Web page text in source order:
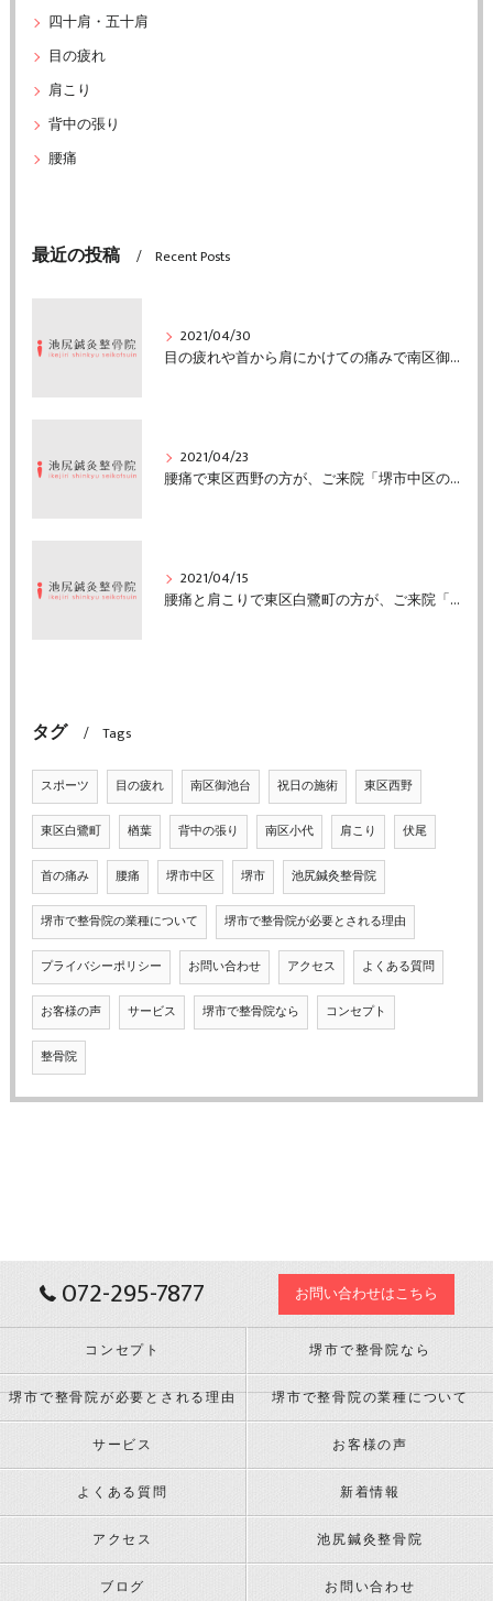
四十肩・五十肩
目の疲れ
肩こり
背中の張り
腰痛
最近の投稿 Recent Posts
2021/04/30
目の疲れや首から肩にかけての痛みで南区御池台の方がご来院「堺市中区の池尻鍼灸整骨院」
2021/04/23
腰痛で東区西野の方が、ご来院「堺市中区の池尻鍼灸整骨院」
2021/04/15
腰痛と肩こりで東区白鷺町の方が、ご来院「堺市中区の池尻鍼灸整骨院」
タグ Tags
スポーツ 目の疲れ 南区御池台 祝日の施術 東区西野
東区白鷺町 楢葉 背中の張り 南区小代 肩こり 伏尾
首の痛み 腰痛 堺市中区 堺市 池尻鍼灸整骨院
堺市で整骨院の業種について 堺市で整骨院が必要とされる理由
プライバシーポリシー お問い合わせ アクセス よくある質問
お客様の声 サービス 堺市で整骨院なら コンセプト
整骨院
072-295-7877 お問い合わせはこちら
コンセプト 堺市で整骨院なら
堺市で整骨院が必要とされる理由 堺市で整骨院の業種について
サービス お客様の声
よくある質問 新着情報
アクセス 池尻鍼灸整骨院
ブログ お問い合わせ